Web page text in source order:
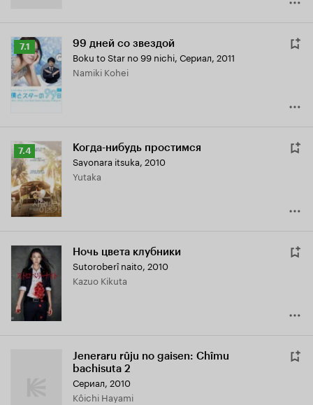
Рейтинг
Кинопоиска
7.1
7.1 99 дней со звездой
Boku to Star no 99 nichi, Сериал, 2011
Namiki Kohei
Рейтинг
Кинопоиска
7.4
7.4 Когда-нибудь простимся
Sayonara itsuka, 2010
Yutaka
Ночь цвета клубники
Sutoroberî naito, 2010
Kazuo Kikuta
Jeneraru rûju no gaisen: Chîmu
bachisuta 2
Сериал, 2010
Kôichi Hayami